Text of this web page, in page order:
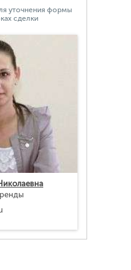
уточнения формы
сделки